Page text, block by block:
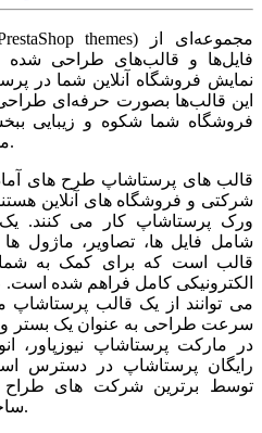
فایل‌ها و قالب‌های طراحی
نمایش فروشگاه آنلاین شما در
این قالب‌ها بصورت حرفه‌ای
فروشگاه شما شکوه و زیبایی
مشتریانتان را بهبود بخشند.
قالب های پرستاشاپ طرح های
شرکتی و فروشگاه های آنلاین
ورک پرستاشاپ کار می کنند.
شامل فایل ها، تصاویر، ماژول
قالب است که برای کمک به شما
الکترونیکی کامل فراهم شده است.
می توانند از یک قالب
سرعت طراحی به عنوان یک بستر و
در مارکت پرستاشاپ نیوزپاور،
رایگان پرستاشاپ در دسترس
توسط برترین شرکت های
ساخته و توسعه پیدا کرده اند.